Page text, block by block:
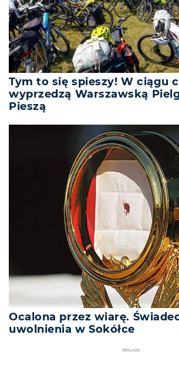
Tym to się spieszy! W ciągu
wyprzedzą Warszawską
Pieszą
Ocalona przez wiarę.
uwolnienia w Sokółce
REKLAMA